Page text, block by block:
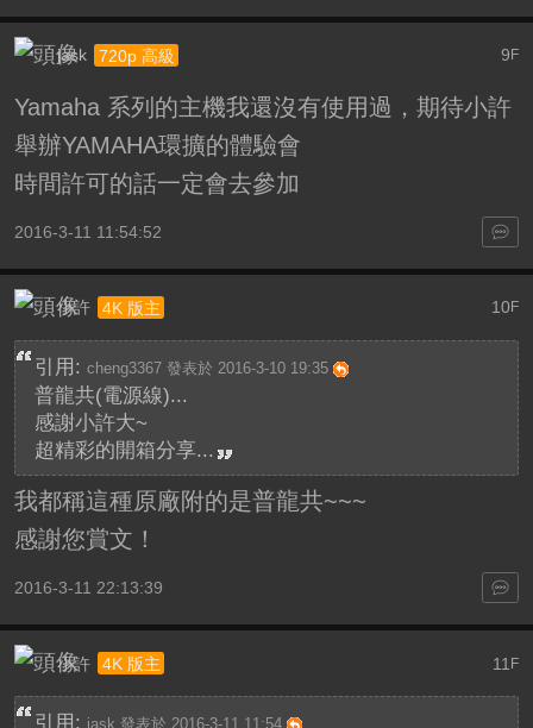
9 F
jask 720p 高級
Yamaha 系列的主機我還沒有使用過，期待小許
舉辦YAMAHA環擴的體驗會
時間許可的話一定會去參加
2016-3-11 11:54:52
10F
小許 4K 版主
引用: cheng3367 發表於 2016-3-10 19:35
普龍共(電源線)...
感謝小許大~
超精彩的開箱分享...
我都稱這種原廠附的是普龍共~~~
感謝您賞文！
2016-3-11 22:13:39
11 F
小許 4K 版主
引用: jask 發表於 2016-3-11 11:54